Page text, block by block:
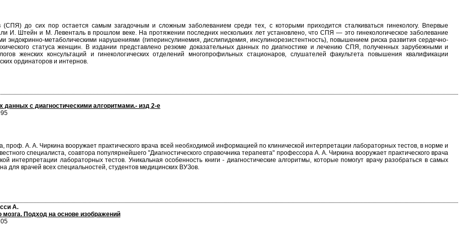
до сих пор остается самым загадочным и сложным заболеванием среди тех, с которыми приходится сталкиваться гинекологу. Впервые
И. Штейн и М. Левенталь в прошлом веке. На протяжении последних нескольких лет установлено, что СПЯ — это гинекологическое заболевание
эндокринно-метаболическими нарушениями (гиперинсулинемия, дислипидемия, инсулинорезистентность), повышением риска развития сердечно-
статуса женщин. В издании представлено резюме доказательных данных по диагностике и лечению СПЯ, полученных зарубежными и
женских консультаций и гинекологических отделений многопрофильных стационаров, слушателей факультета повышения квалификации
ординаторов и интернов.
данных с диагностическими алгоритмами.- изд 2-е
проф. А. А. Чиркина вооружает практического врача всей необходимой информацией по клинической интерпретации лабораторных тестов, в норме и
специалиста, соавтора популярнейшего "Диагностического справочника терапевта" профессора А. А. Чиркина вооружает практического врача
интерпретации лабораторных тестов. Уникальная особенность книги - диагностические алгоритмы, которые помогут врачу разобраться в самых
для врачей всех специальностей, студентов медицинских ВУЗов.
А.
мозга. Подход на основе изображений